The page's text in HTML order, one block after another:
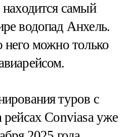
самый
водопад Анхель.
него можно только
туров с
рейсах Conviasa уже